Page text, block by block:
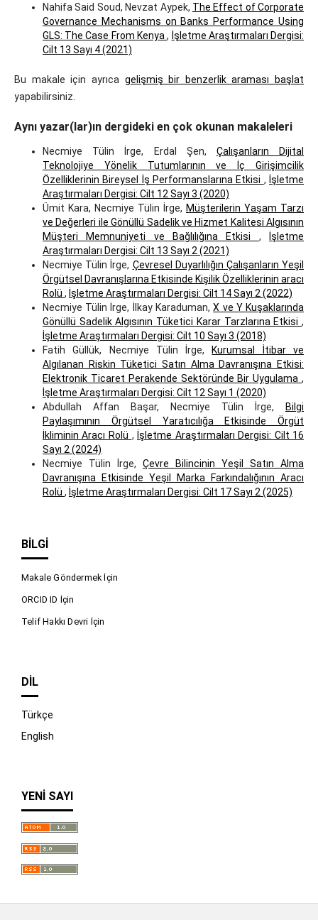
İndir
Nahifa Said Soud, Nevzat Aypek, The Effect of Corporate
Governance Mechanisms on Banks Performance Using
GLS: The Case From Kenya, İşletme Araştırmaları Dergisi:
Cilt 13 Sayı 4 (2021)
Bu makale için ayrıca gelişmiş bir benzerlik araması başlat
yapabilirsiniz.
Aynı yazar(lar)ın dergideki en çok okunan makaleleri
Necmiye Tülin İrge, Erdal Şen, Çalışanların Dijital
Teknolojiye Yönelik Tutumlarının ve İç Girişimcilik
Özelliklerinin Bireysel İş Performanslarına Etkisi , İşletme
Araştırmaları Dergisi: Cilt 12 Sayı 3 (2020)
Ümit Kara, Necmiye Tülin İrge, Müşterilerin Yaşam Tarzı
ve Değerleri ile Gönüllü Sadelik ve Hizmet Kalitesi Algısının
Müşteri Memnuniyeti ve Bağlılığına Etkisi ,
İşletme
Araştırmaları Dergisi: Cilt 13 Sayı 2 (2021)
Necmiye Tülin İrge, Çevresel Duyarlılığın Çalışanların Yeşil
Örgütsel Davranışlarına Etkisinde Kişilik Özelliklerinin aracı
Rolü , İşletme Araştırmaları Dergisi: Cilt 14 Sayı 2 (2022)
Necmiye Tülin İrge, İlkay Karaduman,X ve Y Kuşaklarında
Gönüllü Sadelik Algısının Tüketici Karar Tarzlarına Etkisi,
İşletme Araştırmaları Dergisi: Cilt 10 Sayı 3 (2018)
Fatih Güllük, Necmiye Tülin İrge, Kurumsal İtibar ve
Algılanan Riskin Tüketici Satın Alma Davranışına Etkisi:
Elektronik Ticaret Perakende Sektöründe Bir Uygulama,
İşletme Araştırmaları Dergisi: Cilt 12 Sayı 1 (2020)
Abdullah Affan Başar, Necmiye Tülin İrge,
Bilgi
Paylaşımının Örgütsel Yaratıcılığa Etkisinde Örgüt
İkliminin Aracı Rolü , İşletme Araştırmaları Dergisi: Cilt 16
Sayı 2 (2024)
Necmiye Tülin İrge, Çevre Bilincinin Yeşil Satın Alma
Davranışına Etkisinde Yeşil Marka Farkındalığının Aracı
Rolü , İşletme Araştırmaları Dergisi: Cilt 17 Sayı 2 (2025)
BILGI
Makale Göndermek İçin
ORCID ID İçin
Telif Hakkı Devri İçin
DIL
Türkçe
English
YENI SAYI